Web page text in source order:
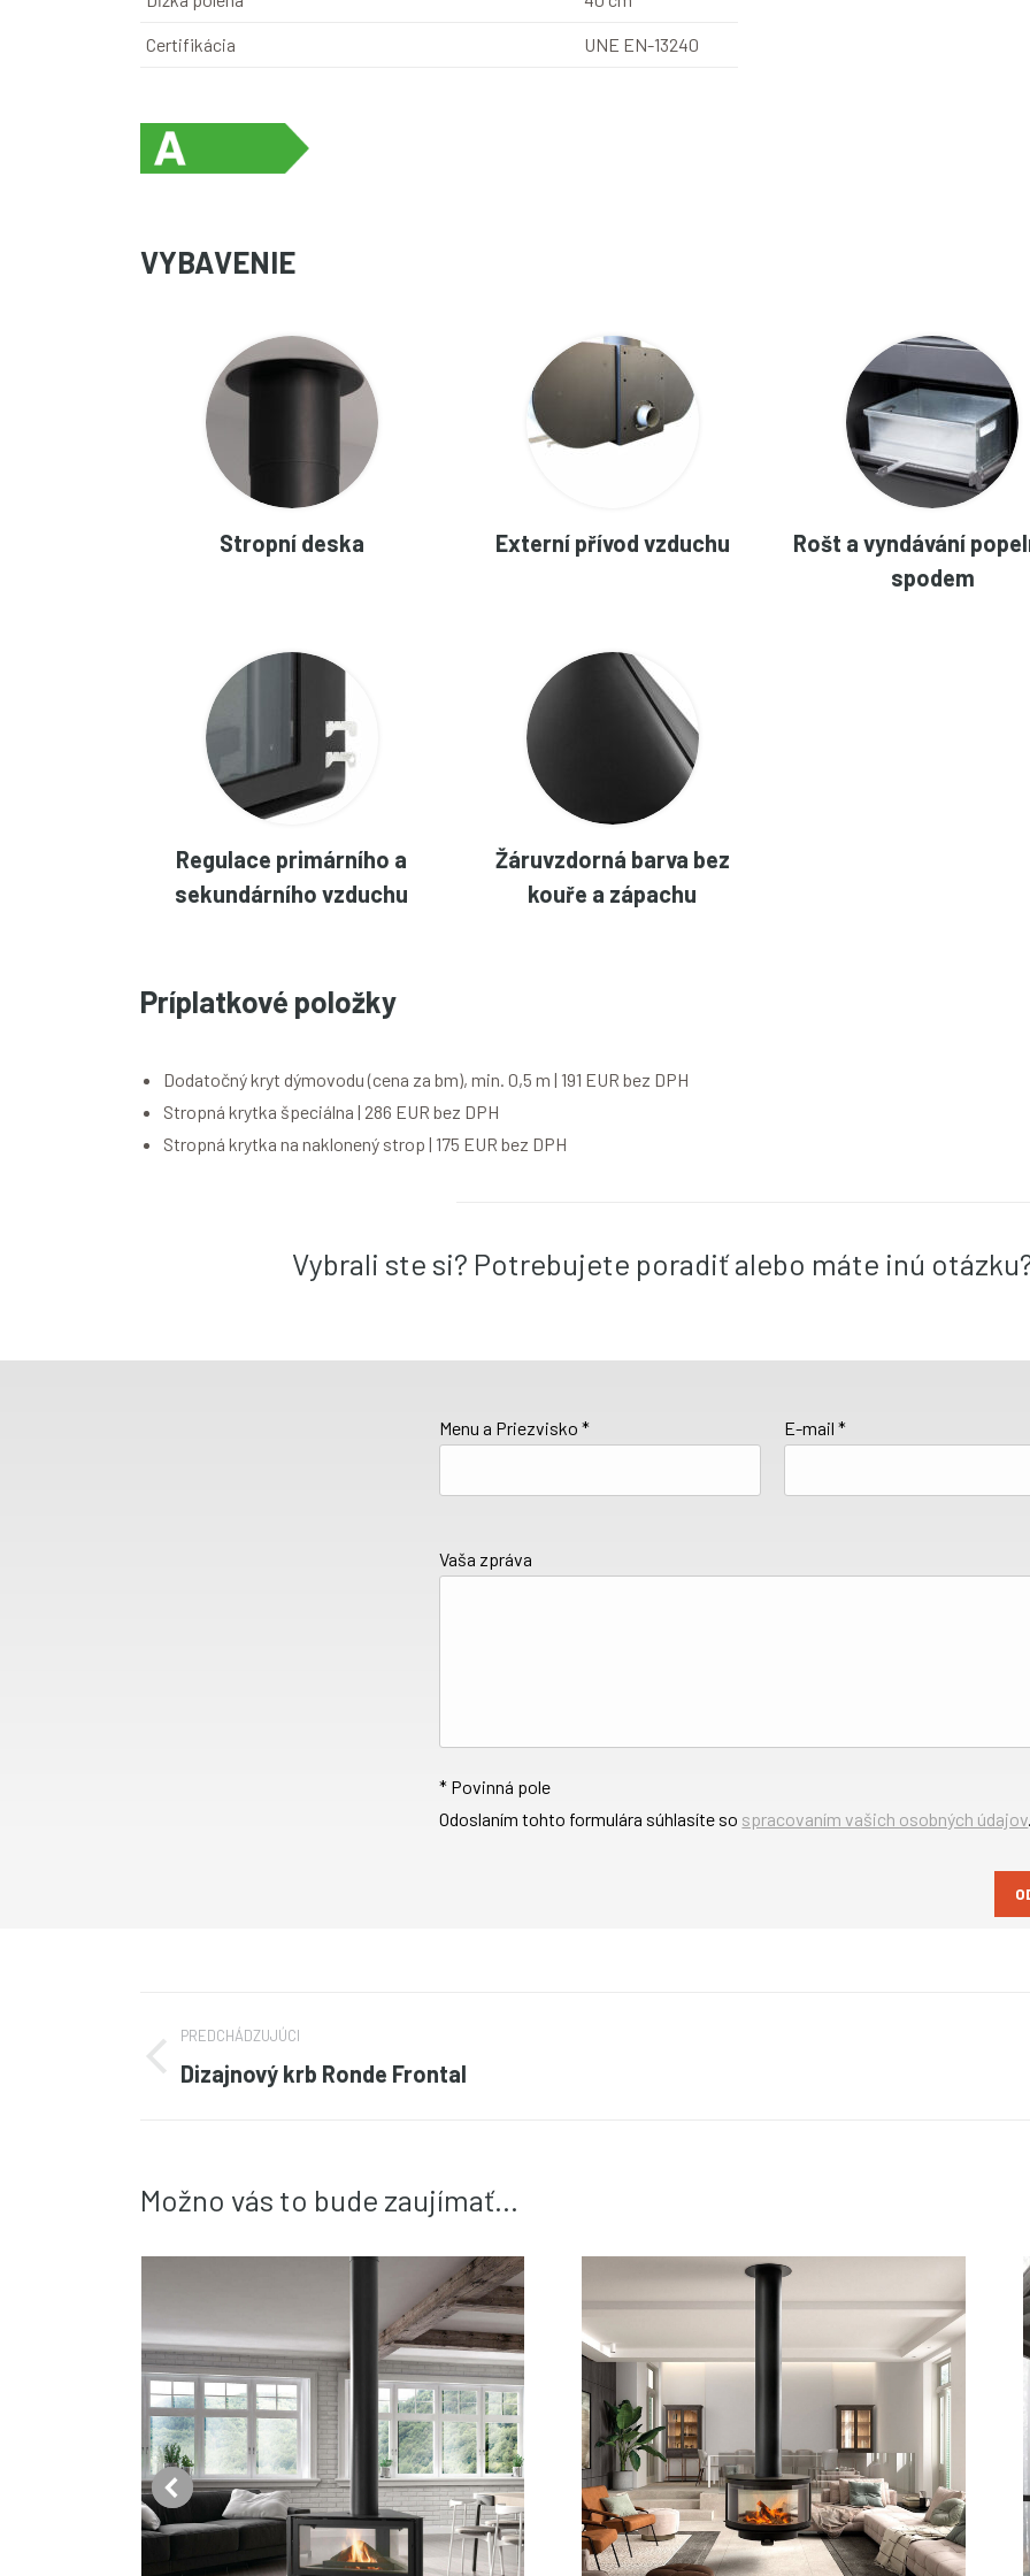
Certifikácia UNE EN-13240
VYBAVENIE
Stropní deska Externí přívod vzduchu
Rošt a vyndávání
spodem
Regulace primárního a
sekundárního vzduchu
Žáruvzdorná barva bez
kouře a zápachu
Príplatkové položky
Dodatočný kryt dýmovodu (cena za bm), min. 0,5 m | 191 EUR bez DPH
Stropná krytka špeciálna | 286 EUR bez DPH
Stropná krytka na naklonený strop | 175 EUR bez DPH
Vybrali ste si? Potrebujete poradiť alebo máte inú
Menu a Priezvisko * E-mail *
Vaša zpráva
* Povinná pole
Odoslaním tohto formulára súhlasíte so spracovaním vašich osobných údajov.
Project
navigation
PREDCHÁDZUJÚCI
PREDCHÁDZUJÚCI
Dizajnový krb Ronde Frontal
Možno vás to bude zaujímať...